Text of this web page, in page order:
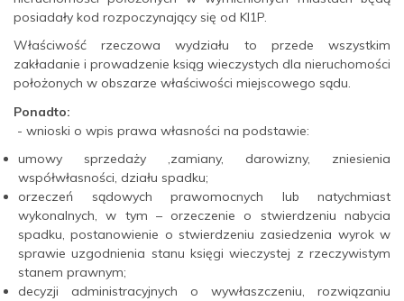
posiadały kod rozpoczynający się od KI1P.
Właściwość rzeczowa wydziału to przede wszystkim
zakładanie i prowadzenie ksiąg wieczystych dla nieruchomości
położonych w obszarze właściwości miejscowego sądu.
Ponadto:
- wnioski o wpis prawa własności na podstawie:
umowy sprzedaży ,zamiany, darowizny, zniesienia
współwłasności, działu spadku;
orzeczeń sądowych prawomocnych lub natychmiast
wykonalnych, w tym – orzeczenie o stwierdzeniu nabycia
spadku, postanowienie o stwierdzeniu zasiedzenia wyrok w
sprawie uzgodnienia stanu księgi wieczystej z rzeczywistym
stanem prawnym;
decyzji administracyjnych o wywłaszczeniu, rozwiązaniu